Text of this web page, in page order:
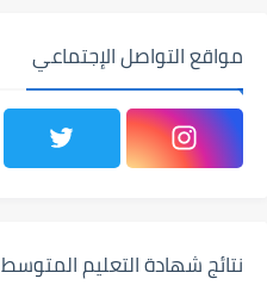
مواقع التواصل الإجتماعي
نتائج شهادة التعليم المتوسط 2024 bem.onec.dz